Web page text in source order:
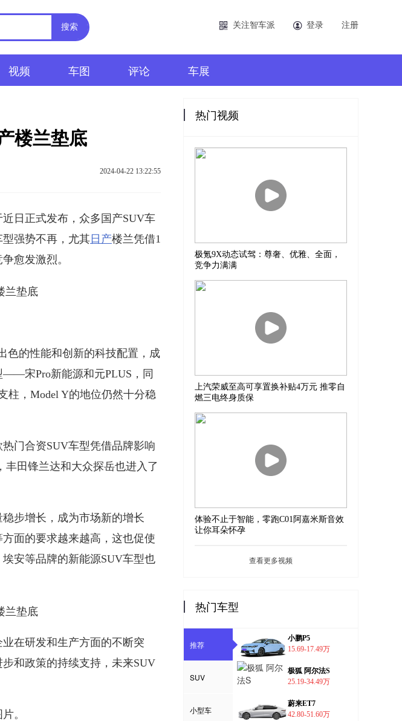
搜索 关注智车派 登录 注册
视频 车图 评论 车展
楼兰垫底
2024-04-22 13:22:55
日正式发布，众多国产SUV车
强势不再，尤其 日产楼兰凭借1
愈发激烈。
的性能和创新的科技配置，成
——宋Pro新能源和元PLUS，同
柱，Model Y的地位仍然十分稳
门合资SUV车型凭借品牌影响
丰田锋兰达和大众探岳也进入了
步增长，成为市场新的增长
面的要求越来越高，这也促使
安等品牌的新能源SUV车型也
在研发和生产方面的不断突
和政策的持续支持，未来SUV
。
热门视频
极氪9X动态试驾：尊奢、优雅、全面，
竞争力满满
上汽荣威至高可享置换补贴4万元 推零自
燃三电终身质保
体验不止于智能，零跑C01阿嘉米斯音效
让你耳朵怀孕
查看更多视频
热门车型
推荐
SUV
小型车
小鹏P5
15.69-17.49万
极狐 阿尔法S
25.19-34.49万
蔚来ET7
42.80-51.60万